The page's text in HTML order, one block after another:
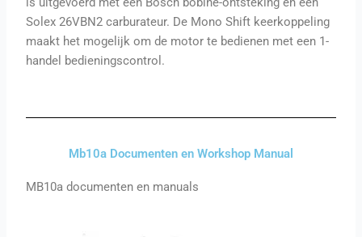
Solex 26VBN2 carburateur. De Mono Shift keerkoppeling
maakt het mogelijk om de motor te bedienen met een 1-
handel bedieningscontrol.
Mb10a Documenten en Workshop Manual
MB10a documenten en manuals